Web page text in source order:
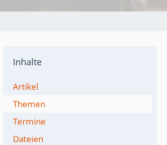
Inhalte
Artikel
Themen
Termine
Dateien